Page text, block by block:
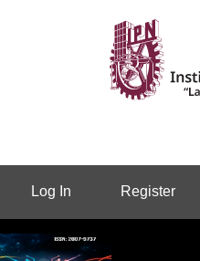
Log In Register